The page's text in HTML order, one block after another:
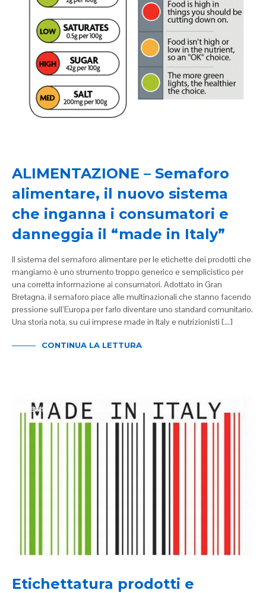
ALIMENTAZIONE – Semaforo
alimentare, il nuovo sistema
che inganna i consumatori e
danneggia il “made in Italy”
Il sistema del semaforo alimentare per le etichette dei prodotti che
mangiamo è uno strumento troppo generico e semplicistico per
una corretta informazione ai consumatori. Adottato in Gran
Bretagna, il semaforo piace alle multinazionali che stanno facendo
pressione sull’Europa per farlo diventare uno standard comunitario.
Una storia nota, su cui imprese made in Italy e nutrizionisti […]
CONTINUA LA LETTURA
NEWS
Etichettatura prodotti e